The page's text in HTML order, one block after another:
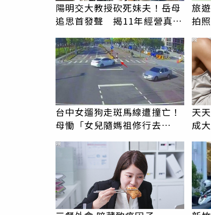
陽明交大教授砍死妹夫！岳母
追思首發聲 揭11年經營真相
旅
拍
台中女遛狗走斑馬線遭撞亡！
母慟「女兒隨媽祖修行去
天
成
PR
PR